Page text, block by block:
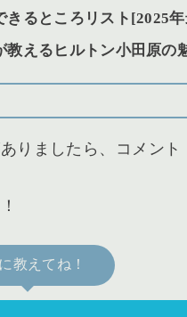
きるところリスト[2025
教えるヒルトン小田原の
りましたら、コメン
教えてね！